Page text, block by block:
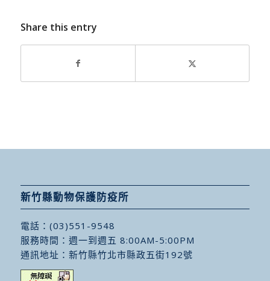
Share this entry
新竹縣動物保護防疫所
電話： (03)551-9548
服務時間：週一到週五 8:00AM-5:00PM
通訊地址： 新竹縣竹北市縣政五街192號